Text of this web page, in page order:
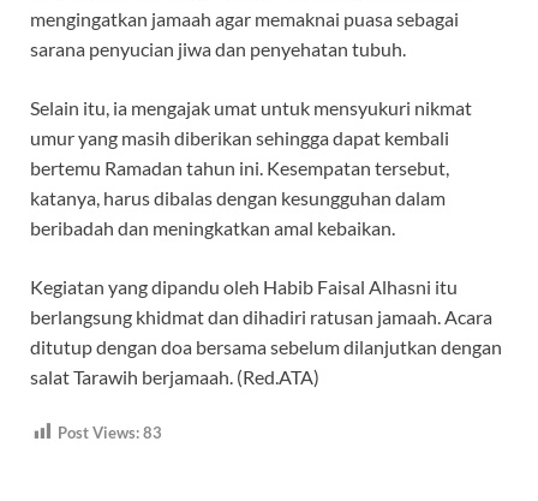
mengingatkan jamaah agar memaknai puasa sebagai
sarana penyucian jiwa dan penyehatan tubuh.
Selain itu, ia mengajak umat untuk mensyukuri nikmat
umur yang masih diberikan sehingga dapat kembali
bertemu Ramadan tahun ini. Kesempatan tersebut,
katanya, harus dibalas dengan kesungguhan dalam
beribadah dan meningkatkan amal kebaikan.
Kegiatan yang dipandu oleh Habib Faisal Alhasni itu
berlangsung khidmat dan dihadiri ratusan jamaah. Acara
ditutup dengan doa bersama sebelum dilanjutkan dengan
salat Tarawih berjamaah. (Red.ATA)
Post Views:83